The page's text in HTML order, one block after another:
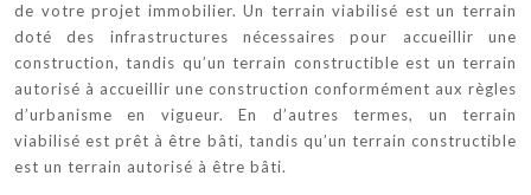
de votre projet immobilier. Un terrain viabilisé est un terrain
doté des infrastructures nécessaires pour accueillir une
construction, tandis qu’un terrain constructible est un terrain
autorisé à accueillir une construction conformément aux règles
d’urbanisme en vigueur. En d’autres termes, un terrain
viabilisé est prêt à être bâti, tandis qu’un terrain constructible
est un terrain autorisé à être bâti.